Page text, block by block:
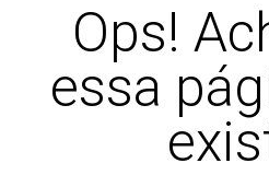
Ops!
essa